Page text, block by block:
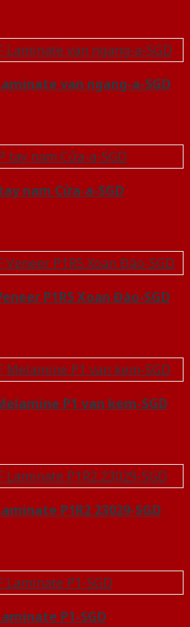
van ngang-a-SGD
nam Cửa-a-SGD
P1R5 Xoan Đào-SGD
P1 van kem-SGD
P1R2 23029-SGD
P1-SGD